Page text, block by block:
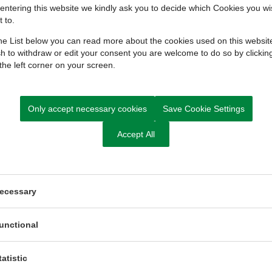
nye boliger, hvoraf 46 er rækkehuse og de
i 1-2 etager eller til rækkehuse.
hvor klubhuset i dag ligger. Det nye Fælleshus er
tænkes også brugt af grundejerforeningerne i
mulighed for fællesområder, herunder legeplads og
til grønne fællesområder, stier og at den
og etableres et støjhegn mod
seks uger. Her har borgerne mulighed for at
til ændringer, inden lokalplanen endeligt
this website we kindly ask you to decide which Cookies you
to.
List below you can read more about the cookies used on this
to withdraw or edit your consent you are welcome to do so by
left corner on your screen.
Only accept necessary cookies Save Cookie Settings
Accept All